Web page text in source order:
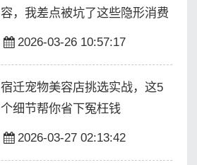
容，我差点被坑了这些隐形消费
2026-03-26 10:57:17
宿迁宠物美容店挑选实战，这5
个细节帮你省下冤枉钱
2026-03-27 02:13:42